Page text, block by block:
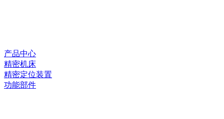
产品中心
精密机床
精密定位装置
功能部件